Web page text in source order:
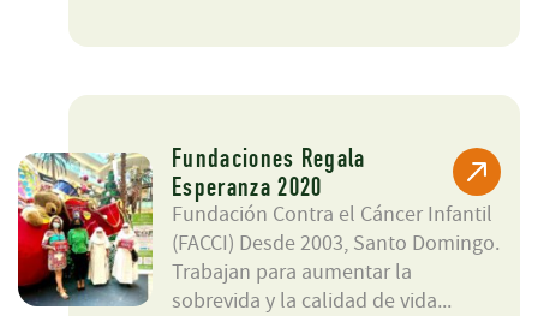
Fundaciones Regala
Esperanza 2020
Fundación Contra el Cáncer Infantil
(FACCI) Desde 2003, Santo Domingo.
Trabajan para aumentar la
sobrevida y la calidad de vida...